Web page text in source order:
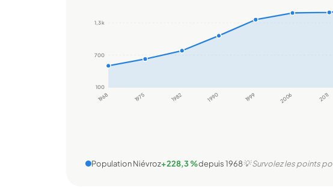
100
700
1,3 k
1968 1975 1982 1990 1999 2006 2011
Population Niévroz+228,3 %depuis 1968💡 Survolez les points